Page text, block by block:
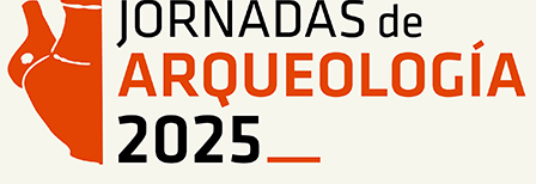
DIDÁCTICA
ESPAÑOL